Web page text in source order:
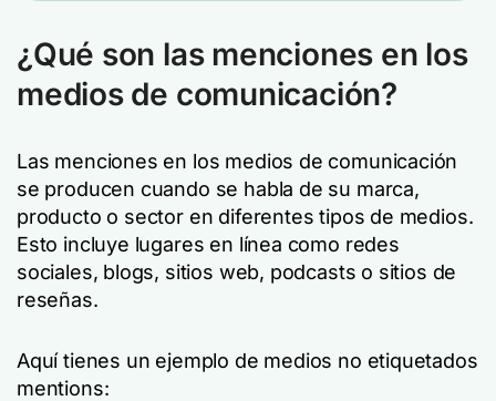
¿Qué son las menciones en los
medios de comunicación?
Las menciones en los medios de comunicación
se producen cuando se habla de su marca,
producto o sector en diferentes tipos de medios.
Esto incluye lugares en línea como redes
sociales, blogs, sitios web, podcasts o sitios de
reseñas.
Aquí tienes un ejemplo de medios no etiquetados
mentions: